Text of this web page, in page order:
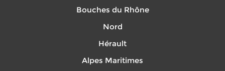
Bouches du Rhône
Nord
Hérault
Alpes Maritimes